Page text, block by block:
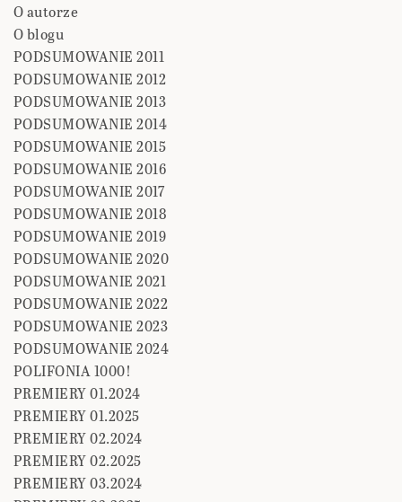
O autorze
O blogu
PODSUMOWANIE 2011
PODSUMOWANIE 2012
PODSUMOWANIE 2013
PODSUMOWANIE 2014
PODSUMOWANIE 2015
PODSUMOWANIE 2016
PODSUMOWANIE 2017
PODSUMOWANIE 2018
PODSUMOWANIE 2019
PODSUMOWANIE 2020
PODSUMOWANIE 2021
PODSUMOWANIE 2022
PODSUMOWANIE 2023
PODSUMOWANIE 2024
POLIFONIA 1000!
PREMIERY 01.2024
PREMIERY 01.2025
PREMIERY 02.2024
PREMIERY 02.2025
PREMIERY 03.2024